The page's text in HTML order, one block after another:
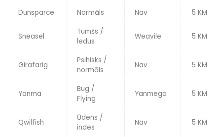
Dunsparce
Normāls Nav 5 KM
Sneasel
Tumšs /
ledus
Weavile 5 KM
Girafarig
Psihisks /
normāls
Nav 5 KM
Yanma
Bug /
Flying
Yanmega 5 KM
Qwilfish
Ūdens /
indes
Nav 5 KM